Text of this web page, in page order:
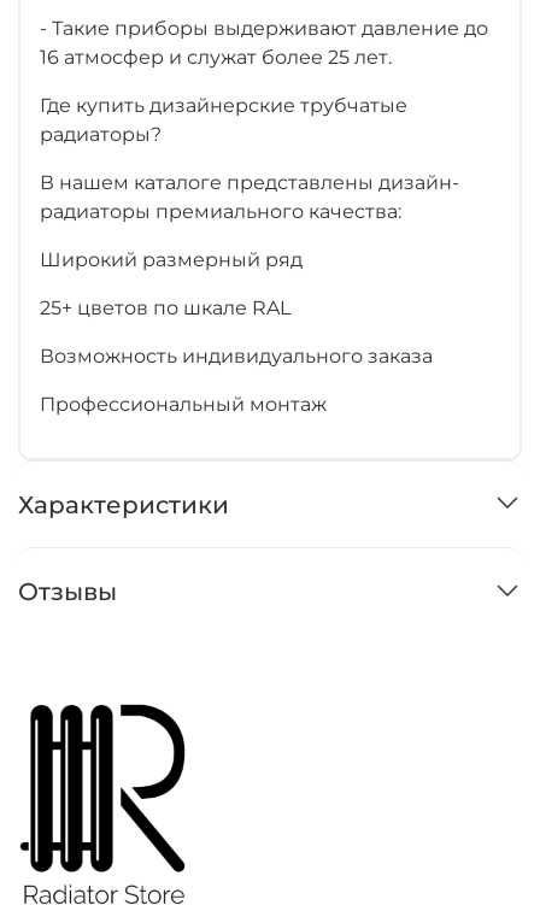
- Такие приборы выдерживают давление до
16 атмосфер и служат более 25 лет.
Где купить дизайнерские трубчатые
радиаторы?
В нашем каталоге представлены дизайн-
радиаторы премиального качества:
Широкий размерный ряд
25+ цветов по шкале RAL
Возможность индивидуального заказа
Профессиональный монтаж
Характеристики
Отзывы